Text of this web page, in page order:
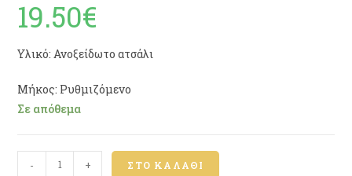
19.50€
Υλικό: Ανοξείδωτο ατσάλι
Μήκος: Ρυθμιζόμενο
Σε απόθεμα
- + ΣΤΟ ΚΑΛΆΘΙ